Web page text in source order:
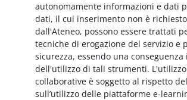
autonomamente informazioni e dati
dati, il cui inserimento non è
dall'Ateneo, possono essere trattati
tecniche di erogazione del servizio e
sicurezza, essendo una
dell'utilizzo di tali strumenti.
collaborative è soggetto al rispetto
sull’utilizzo delle piattaforme e-